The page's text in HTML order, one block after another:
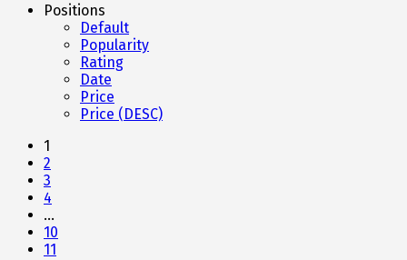
Positions
Default
Popularity
Rating
Date
Price
Price (DESC)
1
2
3
4
…
10
11